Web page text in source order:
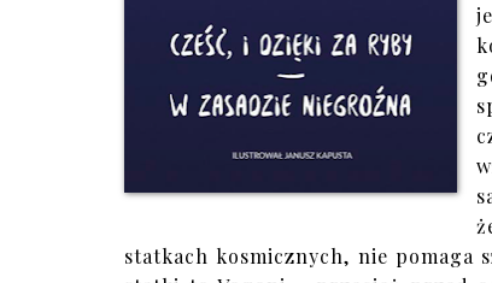
statkach kosmicznych, nie pomaga